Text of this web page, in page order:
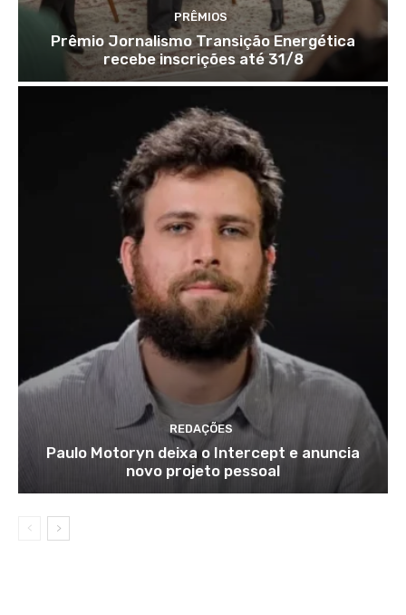
PRÊMIOS
Prêmio Jornalismo Transição Energética
recebe inscrições até 31/8
REDAÇÕES
Paulo Motoryn deixa o Intercept e anuncia
novo projeto pessoal